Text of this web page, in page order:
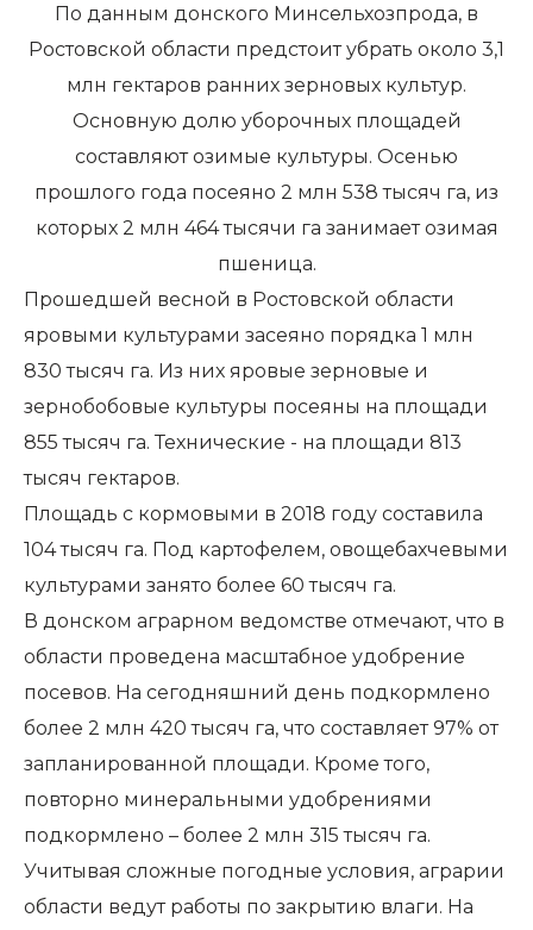
По данным донского Минсельхозпрода, в
Ростовской области предстоит убрать около 3,1
млн гектаров ранних зерновых культур.
Основную долю уборочных площадей
составляют озимые культуры. Осенью
прошлого года посеяно 2 млн 538 тысяч га, из
которых 2 млн 464 тысячи га занимает озимая
пшеница.
Прошедшей весной в Ростовской области
яровыми культурами засеяно порядка 1 млн
830 тысяч га. Из них яровые зерновые и
зернобобовые культуры посеяны на площади
855 тысяч га. Технические - на площади 813
тысяч гектаров.
Площадь с кормовыми в 2018 году составила
104 тысяч га. Под картофелем, овощебахчевыми
культурами занято более 60 тысяч га.
В донском аграрном ведомстве отмечают, что в
области проведена масштабное удобрение
посевов. На сегодняшний день подкормлено
более 2 млн 420 тысяч га, что составляет 97% от
запланированной площади. Кроме того,
повторно минеральными удобрениями
подкормлено – более 2 млн 315 тысяч га.
Учитывая сложные погодные условия, аграрии
области ведут работы по закрытию влаги. На